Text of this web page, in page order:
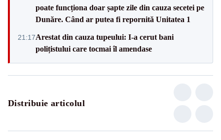
poate funcționa doar șapte zile din cauza secetei pe
Dunăre. Când ar putea fi repornită Unitatea 1
21:17Arestat din cauza tupeului: I-a cerut bani
polițistului care tocmai îl amendase
Distribuie articolul